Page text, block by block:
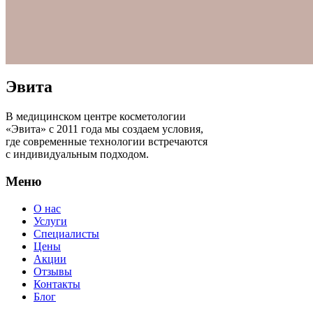
Эвита
В медицинском центре косметологии
«Эвита» с 2011 года мы создаем условия,
где современные технологии встречаются
с индивидуальным подходом.
Меню
О нас
Услуги
Специалисты
Цены
Акции
Отзывы
Контакты
Блог